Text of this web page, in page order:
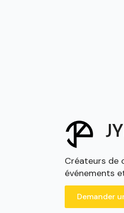
Créateurs de
événements
Demander